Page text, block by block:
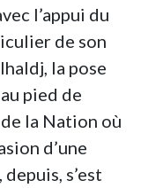
l’appui du
de son
la pose
pied de
la Nation où
d’une
s’est